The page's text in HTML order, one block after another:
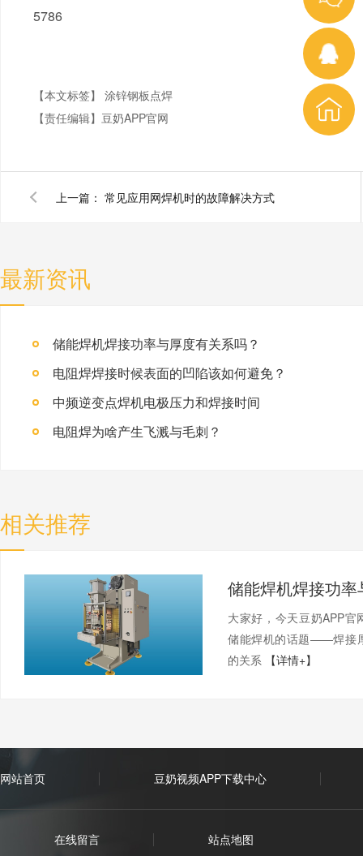
5786
【本文标签】 涂锌钢板点焊
【责任编辑】 豆奶APP官网
上一篇： 常见应用网焊机时的故障解决方式
最新资讯
储能焊机焊接功率与厚度有关系吗？
电阻焊焊接时候表面的凹陷该如何避免？
中频逆变点焊机电极压力和焊接时间
电阻焊为啥产生飞溅与毛刺？
相关推荐
大家好，今天豆奶APP
储能焊机的话题——焊接
的关系 【详情+】
网站首页 豆奶视频APP下载中心
在线留言 站点地图